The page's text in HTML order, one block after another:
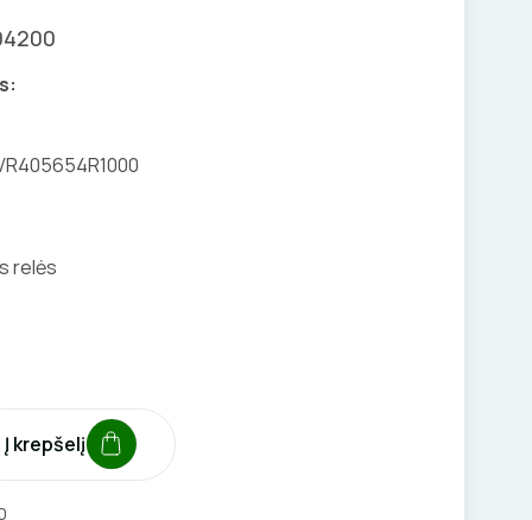
relės
Į krepšelį